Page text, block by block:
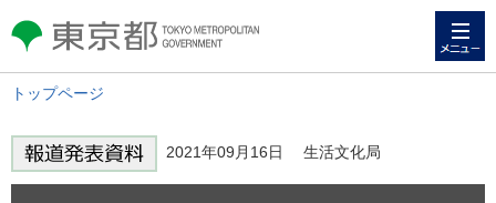
東京都 TOKYO METROPOLITAN
GOVERNMENT
トップページ
2021年09月16日 生活文化局